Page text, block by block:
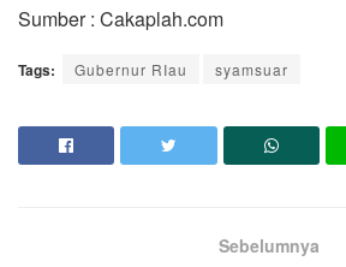
Sumber : Cakaplah.com
Tags: Gubernur RIau syamsuar
Sebelumnya